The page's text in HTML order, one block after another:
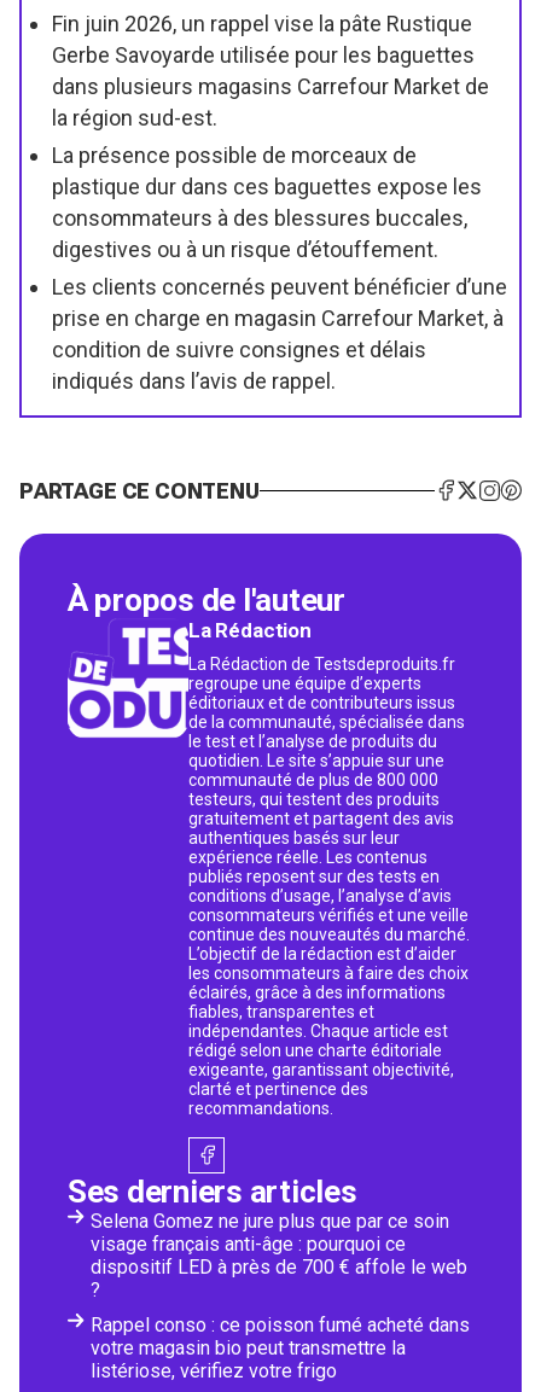
Fin juin 2026, un rappel vise la pâte Rustique
Gerbe Savoyarde utilisée pour les baguettes
dans plusieurs magasins Carrefour Market de
la région sud-est.
La présence possible de morceaux de
plastique dur dans ces baguettes expose les
consommateurs à des blessures buccales,
digestives ou à un risque d’étouffement.
Les clients concernés peuvent bénéficier d’une
prise en charge en magasin Carrefour Market, à
condition de suivre consignes et délais
indiqués dans l’avis de rappel.
PARTAGE CE CONTENU
À propos de l'auteur
La Rédaction
La Rédaction de Testsdeproduits.fr
regroupe une équipe d’experts
éditoriaux et de contributeurs issus
de la communauté, spécialisée dans
le test et l’analyse de produits du
quotidien. Le site s’appuie sur une
communauté de plus de 800 000
testeurs, qui testent des produits
gratuitement et partagent des avis
authentiques basés sur leur
expérience réelle. Les contenus
publiés reposent sur des tests en
conditions d’usage, l’analyse d’avis
consommateurs vérifiés et une veille
continue des nouveautés du marché.
L’objectif de la rédaction est d’aider
les consommateurs à faire des choix
éclairés, grâce à des informations
fiables, transparentes et
indépendantes. Chaque article est
rédigé selon une charte éditoriale
exigeante, garantissant objectivité,
clarté et pertinence des
recommandations.
Ses derniers articles
Selena Gomez ne jure plus que par ce soin
visage français anti-âge : pourquoi ce
dispositif LED à près de 700 € affole le web
?
Rappel conso : ce poisson fumé acheté dans
votre magasin bio peut transmettre la
listériose, vérifiez votre frigo